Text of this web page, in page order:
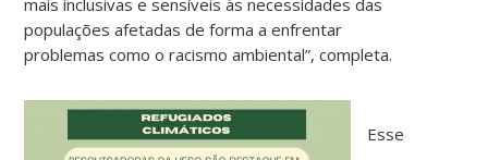
mais inclusivas e sensíveis às necessidades das
populações afetadas de forma a enfrentar
problemas como o racismo ambiental”, completa.
Esse